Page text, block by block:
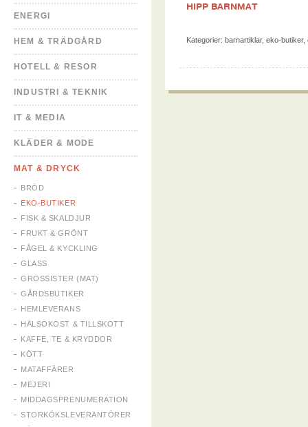
ENERGI
HEM & TRÄDGÅRD
HOTELL & RESOR
INDUSTRI & TEKNIK
IT & MEDIA
KLÄDER & MODE
MAT & DRYCK
BRÖD
EKO-BUTIKER
FISK & SKALDJUR
FRUKT & GRÖNT
FÅGEL & KYCKLING
GLASS
GROSSISTER (MAT)
GÅRDSBUTIKER
HEMLEVERANS
HÄLSOKOST & TILLSKOTT
KAFFE, TE & KRYDDOR
KÖTT
MATAFFÄRER
MEJERI
MIDDAGSPRENUMERATION
STORKÖKSLEVERANTÖRER
HIPP BARNMAT
Kategorier: barnartiklar, eko-butiker,